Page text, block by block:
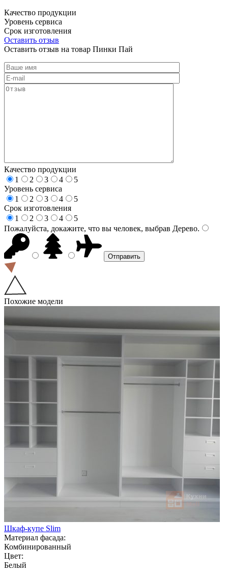
Качество продукции
Уровень сервиса
Срок изготовления
Оставить отзыв
Оставить отзыв на товар Пинки Пай
Качество продукции
1
2 3 4
5
Уровень сервиса
1
2 3 4
5
Срок изготовления
1
2 3 4
5
Пожалуйста, докажите, что вы человек, выбрав Дерево.
Похожие модели
Шкаф-купе Slim
Материал фасада:
Комбинированный
Цвет:
Белый